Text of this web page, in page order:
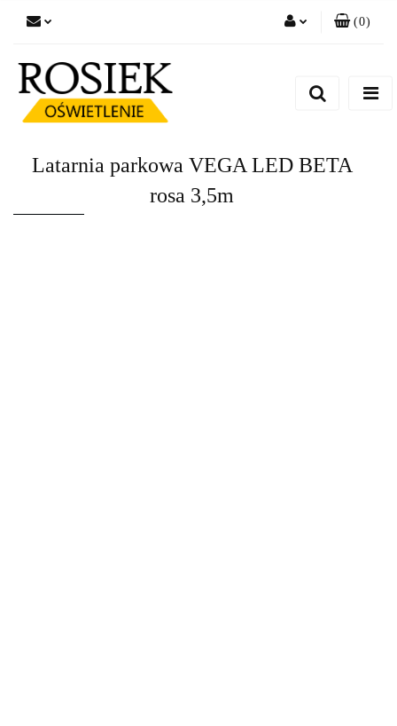
(0)
Latarnia parkowa VEGA LED BETA
rosa 3,5m